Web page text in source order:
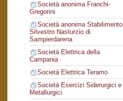
Società anonima Franchi-
Gregorini
Società anonima Stabilimento
Silvestro Nasturzio di
Sampierdarena
Società Elettrica della
Campania
Società Elettrica Teramo
Società Esercizi Siderurgici e
Metallurgici